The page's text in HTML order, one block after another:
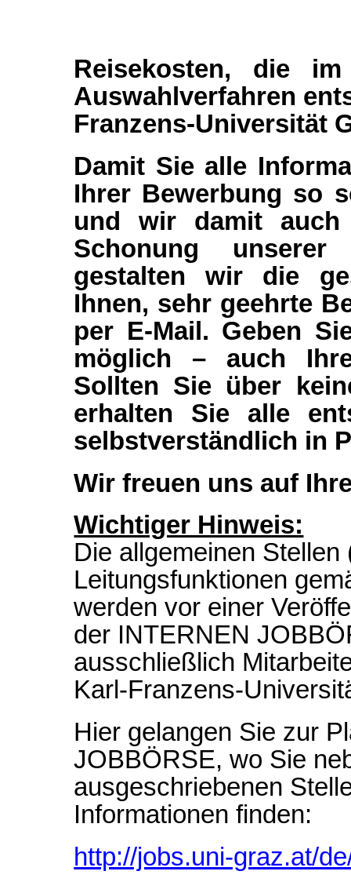
Reisekosten, die
Auswahlverfahren
Franzens-Universität
Damit Sie alle
Ihrer Bewerbung so
und wir damit auch
Schonung
gestalten wir die
Ihnen, sehr geehrte
per E-Mail. Geben
möglich – auch
Sollten Sie über
erhalten Sie alle
selbstverständlich in
Wir freuen uns auf
Wichtiger Hinweis:
Die allgemeinen Stellen
Leitungsfunktionen
werden vor einer
der INTERNEN
ausschließlich
Karl-Franzens-
Hier gelangen Sie zur
JOBBÖRSE, wo Sie
ausgeschriebenen
Informationen finden:
http://jobs.uni-graz.at/